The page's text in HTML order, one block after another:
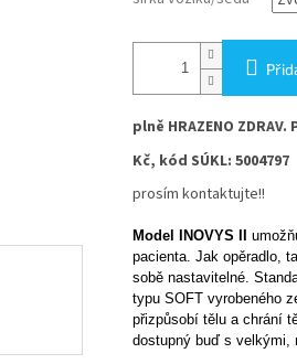
plně HRAZENO ZDRAV.
Kč, kód SÚKL:
prosím kontaktujte!!
Model INOVYS II
pacienta. Jak opěradlo,
sobě nastavitelné.
typu SOFT vyrobeného
přizpůsobí tělu a chrání
dostupný buď s velkými,